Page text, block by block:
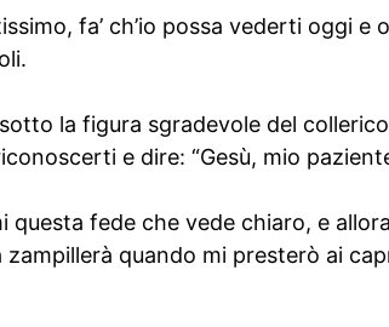
fa’ ch’io possa vederti oggi
la figura sgradevole del
e dire: “Gesù, mio
questa fede che vede chiaro, e
zampillerà quando mi presterò ai